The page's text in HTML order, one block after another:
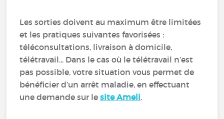
Les sorties doivent au maximum être limitées
et les pratiques suivantes favorisées :
téléconsultations, livraison à domicile,
télétravail... Dans le cas où le télétravail n’est
pas possible, votre situation vous permet de
bénéficier d’un arrêt maladie, en effectuant
une demande sur lesite Ameli.